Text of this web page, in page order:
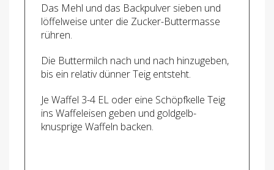
Das Mehl und das Backpulver sieben und
löffelweise unter die Zucker-Buttermasse
rühren.
Die Buttermilch nach und nach hinzugeben,
bis ein relativ dünner Teig entsteht.
Je Waffel 3-4 EL oder eine Schöpfkelle Teig
ins Waffeleisen geben und goldgelb-
knusprige Waffeln backen.